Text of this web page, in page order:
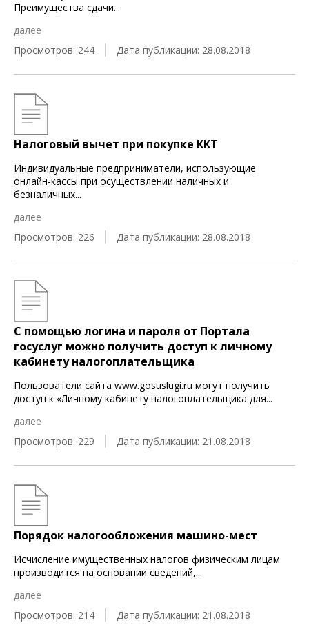
Преимущества сдачи...
далее
Просмотров: 244
Дата публикации: 28.08.2018
Налоговый вычет при покупке ККТ
Индивидуальные предприниматели, использующие
онлайн-кассы при осуществлении наличных и
безналичных...
далее
Просмотров: 226
Дата публикации: 28.08.2018
С помощью логина и пароля от Портала
госуслуг можно получить доступ к личному
кабинету налогоплательщика
Пользователи сайта www.gosuslugi.ru могут получить
доступ к «Личному кабинету налогоплательщика для...
далее
Просмотров: 229
Дата публикации: 21.08.2018
Порядок налогообложения машино-мест
Исчисление имущественных налогов физическим лицам
производится на основании сведений,...
далее
Просмотров: 214
Дата публикации: 21.08.2018